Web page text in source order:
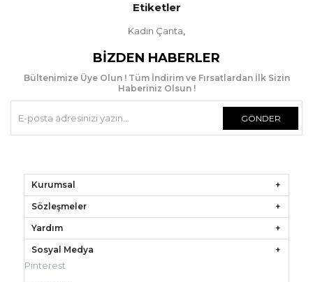
Etiketler
Kadın Çanta,
BIZDEN HABERLER
Bültenimize Üye Olun ! Tüm İndirim ve Fırsatlardan İlk Sizin
Haberiniz Olsun !
GÖNDER
Kurumsal
Sözleşmeler
Yardım
Sosyal Medya
Pinterest